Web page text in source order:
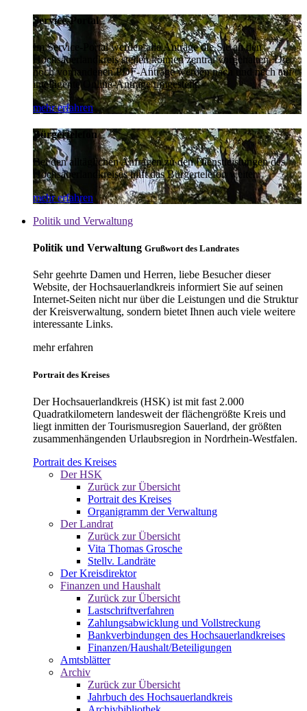
Service-Portal
Im Service-Portal werden alle Anträge die Sie an den
Hochsauerlandkreis stellen können zentral vorgehalten. Die
noch vorhandenen PDF-Anträge werden nach und nach auf
intelligente Online-Anträge umgestellt.
mehr erfahren
Bürgertelefon
Bei den alltäglichen Anfragen zu den Dienstleistungen des
Hochsauerlandkreises hilft das Bürgertelefon weiter.
mehr erfahren
Politik und Verwaltung
Politik und Verwaltung Grußwort des Landrates
Sehr geehrte Damen und Herren, liebe Besucher dieser
Website, der Hochsauerlandkreis informiert Sie auf seinen
Internet-Seiten nicht nur über die Leistungen und die Struktur
der Kreisverwaltung, sondern bietet Ihnen auch viele weitere
interessante Links.
mehr erfahren
Portrait des Kreises
Der Hochsauerlandkreis (HSK) ist mit fast 2.000
Quadratkilometern landesweit der flächengrößte Kreis und
liegt inmitten der Tourismusregion Sauerland, der größten
zusammenhängenden Urlaubsregion in Nordrhein-Westfalen.
Portrait des Kreises
Der HSK
Zurück zur Übersicht
Portrait des Kreises
Organigramm der Verwaltung
Der Landrat
Zurück zur Übersicht
Vita Thomas Grosche
Stellv. Landräte
Der Kreisdirektor
Finanzen und Haushalt
Zurück zur Übersicht
Lastschriftverfahren
Zahlungsabwicklung und Vollstreckung
Bankverbindungen des Hochsauerlandkreises
Finanzen/Haushalt/Beteiligungen
Amtsblätter
Archiv
Zurück zur Übersicht
Jahrbuch des Hochsauerlandkreis